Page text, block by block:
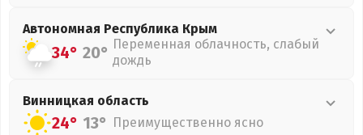
Автономная Республика Крым
34° 20° Переменная облачность, слабый
дождь
Винницкая область
24° 13° Преимущественно ясно